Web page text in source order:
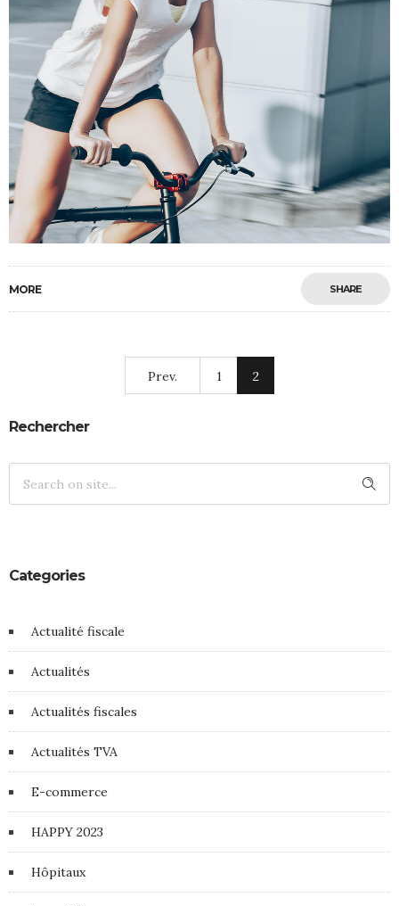
MORE SHARE
Prev. 1 2
Rechercher
Categories
Actualité fiscale
Actualités
Actualités fiscales
Actualités TVA
E-commerce
HAPPY 2023
Hôpitaux